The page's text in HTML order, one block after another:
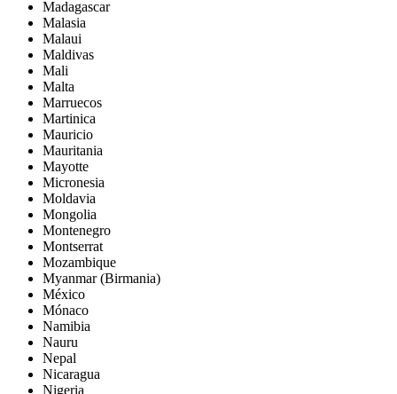
Madagascar
Malasia
Malaui
Maldivas
Mali
Malta
Marruecos
Martinica
Mauricio
Mauritania
Mayotte
Micronesia
Moldavia
Mongolia
Montenegro
Montserrat
Mozambique
Myanmar (Birmania)
México
Mónaco
Namibia
Nauru
Nepal
Nicaragua
Nigeria